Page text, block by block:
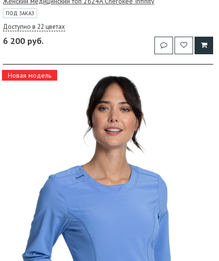
ПОД ЗАКАЗ
Доступно в 22 цветах
6 200 руб.
Новая модель